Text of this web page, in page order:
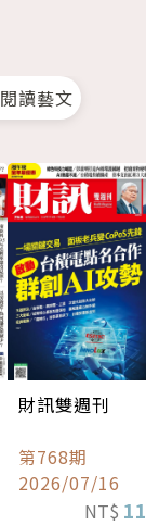
閱讀藝文
財訊雙週刊
第768期
2026/07/16
NT$